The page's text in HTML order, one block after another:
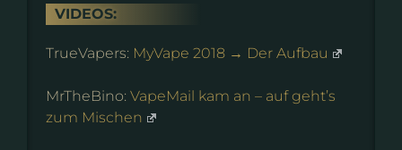
VIDEOS:
TrueVapers: MyVape 2018 → Der Aufbau
MrTheBino: VapeMail kam an – auf geht’s
zum Mischen